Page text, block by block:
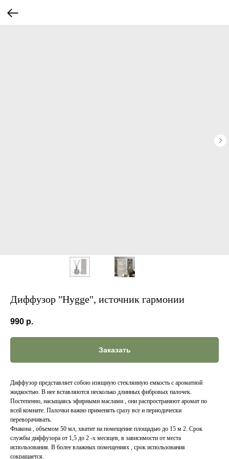
Диффузор "Hygge", источник гармонии
990 р.
Заказать
Диффузор представляет собою изящную стеклянную емкость с ароматной
жидкостью. В нее вставляются несколько длинных фибровых палочек.
Постепенно, насыщаясь эфирными маслами , они распространяют аромат по
всей комнате. Палочки важно применять сразу все и периодически
переворачивать.
Флакона , объемом 50 мл, хватит на помещение площадью до 15 м 2. Срок
службы диффузора от 1,5 до 2 -х месяцев, в зависимости от места
использования. В более влажных помещениях , срок использования
сокращается.